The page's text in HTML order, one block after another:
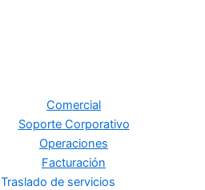
Comercial
Soporte Corporativo
Operaciones
Facturación
Traslado de servicios